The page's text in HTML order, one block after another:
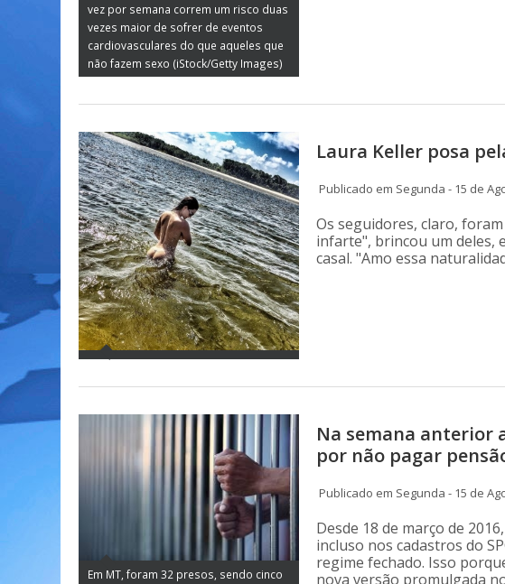
vez por semana correm um risco duas
vezes maior de sofrer de eventos
cardiovasculares do que aqueles que
não fazem sexo (iStock/Getty Images)
Laura Keller posa
Publicado em Segunda - 15 de
Os seguidores, claro,
infarte", brincou um deles,
casal. "Amo essa
Em MT, foram 32 presos, sendo cinco
Na semana anterior
por não pagar
Publicado em Segunda - 15 de
Desde 18 de março de
incluso nos cadastros do
regime fechado. Isso
nova versão promulgada